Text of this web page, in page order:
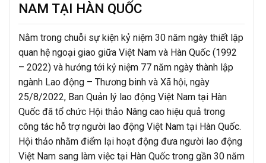
NAM TẠI HÀN QUỐC
Nằm trong chuỗi sự kiện kỷ niệm 30 năm ngày thiết lập
quan hệ ngoại giao giữa Việt Nam và Hàn Quốc (1992
– 2022) và hướng tới kỷ niệm 77 năm ngày thành lập
ngành Lao động – Thương binh và Xã hội, ngày
25/8/2022, Ban Quản lý lao động Việt Nam tại Hàn
Quốc đã tổ chức Hội thảo Nâng cao hiệu quả trong
công tác hỗ trợ người lao động Việt Nam tại Hàn Quốc.
Hội thảo nhằm điểm lại hoạt động đưa người lao động
Việt Nam sang làm việc tại Hàn Quốc trong gần 30 năm